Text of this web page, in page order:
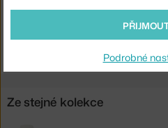
Shopping from the EU? Switch to
Ze stejné kolekce
Podrobné